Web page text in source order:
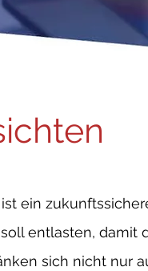
ein
entlasten,
sich nicht nur